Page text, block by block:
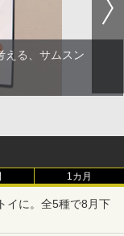
える、サムスン
1カ月
イに。全5種で8月下